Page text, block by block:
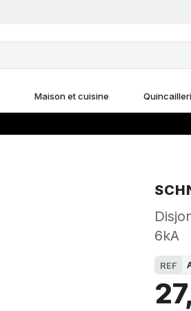
Maison et cuisine
6kA
REF